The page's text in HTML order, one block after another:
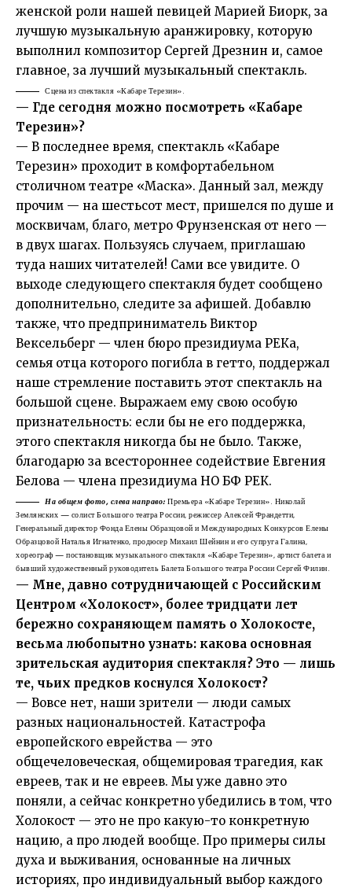
женской роли нашей певицей Марией Биорк, за
лучшую музыкальную аранжировку, которую
выполнил композитор Сергей Дрезнин и, самое
главное, за лучший музыкальный спектакль.
Сцена из спектакля «Кабаре Терезин».
— Где сегодня можно посмотреть «Кабаре
Терезин»?
— В последнее время, спектакль «Кабаре
Терезин» проходит в комфортабельном
столичном театре «Маска». Данный зал, между
прочим — на шестьсот мест, пришелся по душе и
москвичам, благо, метро Фрунзенская от него —
в двух шагах. Пользуясь случаем, приглашаю
туда наших читателей! Сами все увидите. О
выходе следующего спектакля будет сообщено
дополнительно, следите за афишей. Добавлю
также, что предприниматель Виктор
Вексельберг — член бюро президиума РЕКа,
семья отца которого погибла в гетто, поддержал
наше стремление поставить этот спектакль на
большой сцене. Выражаем ему свою особую
признательность: если бы не его поддержка,
этого спектакля никогда бы не было. Также,
благодарю за всестороннее содействие Евгения
Белова — члена президиума НО БФ РЕК.
На общем фото, слева направо: Премьера «Кабаре Терезин». Николай
Землянских — солист Большого театра России, режиссер Алексей Франдетти,
Генеральный директор Фонда Елены Образцовой и Международных Конкурсов Елены
Образцовой Наталья Игнатенко, продюсер Михаил Шейнин и его супруга Галина,
хореограф — постановщик музыкального спектакля «Кабаре Терезин», артист балета и
бывший художественный руководитель Балета Большого театра России Сергей Филин.
— Мне, давно сотрудничающей с Российским
Центром «Холокост», более тридцати лет
бережно сохраняющем память о Холокосте,
весьма любопытно узнать: какова основная
зрительская аудитория спектакля? Это — лишь
те, чьих предков коснулся Холокост?
— Вовсе нет, наши зрители — люди самых
разных национальностей. Катастрофа
европейского еврейства — это
общечеловеческая, общемировая трагедия, как
евреев, так и не евреев. Мы уже давно это
поняли, а сейчас конкретно убедились в том, что
Холокост — это не про какую-то конкретную
нацию, а про людей вообще. Про примеры силы
духа и выживания, основанные на личных
историях, про индивидуальный выбор каждого